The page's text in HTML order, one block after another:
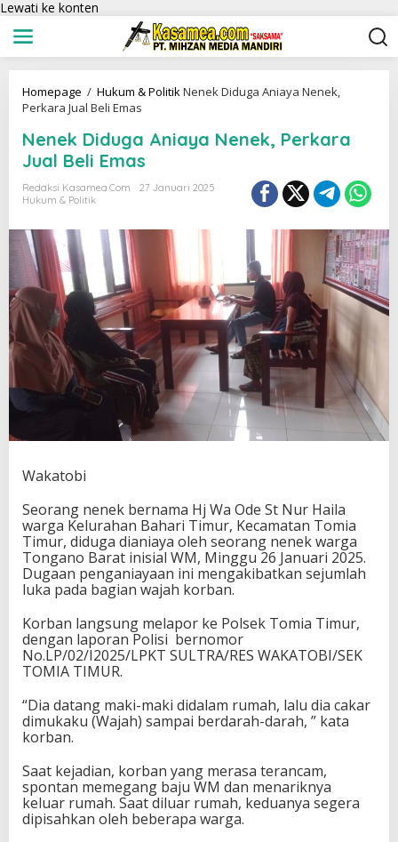
Lewati ke konten
Homepage / Hukum & PolitikNenek Diduga Aniaya Nenek,
Perkara Jual Beli Emas
Nenek Diduga Aniaya Nenek, Perkara
Jual Beli Emas
Redaksi Kasamea.com
27 Januari 2025
Hukum & Politik
Wakatobi
Seorang nenek bernama Hj Wa Ode St Nur Haila
warga Kelurahan Bahari Timur, Kecamatan Tomia
Timur, diduga dianiaya oleh seorang nenek warga
Tongano Barat inisial WM, Minggu 26 Januari 2025.
Dugaan penganiayaan ini mengakibatkan sejumlah
luka pada bagian wajah korban.
Korban langsung melapor ke Polsek Tomia Timur,
dengan laporan Polisi bernomor
No.LP/02/I2025/LPKT SULTRA/RES WAKATOBI/SEK
TOMIA TIMUR.
“Dia datang maki-maki didalam rumah, lalu dia cakar
dimukaku (Wajah) sampai berdarah-darah, ” kata
korban.
Saat kejadian, korban yang merasa terancam,
spontan memegang baju WM dan menariknya
keluar rumah. Saat diluar rumah, keduanya segera
dipisahkan oleh beberapa warga.